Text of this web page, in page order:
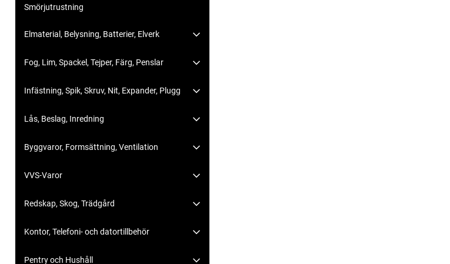
Smörjutrustning
Elmaterial, Belysning, Batterier, Elverk
Fog, Lim, Spackel, Tejper, Färg, Penslar
Infästning, Spik, Skruv, Nit, Expander, Plugg
Lås, Beslag, Inredning
Byggvaror, Formsättning, Ventilation
VVS-Varor
Redskap, Skog, Trädgård
Kontor, Telefoni- och datortillbehör
Pentry och Hushåll